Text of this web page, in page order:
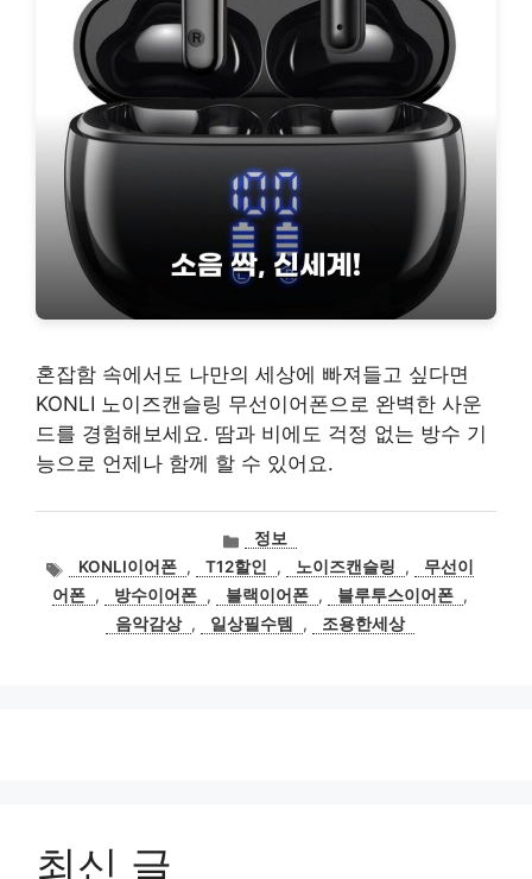
혼잡함 속에서도 나만의 세상에 빠져들고 싶다면
KONLI 노이즈캔슬링 무선이어폰으로 완벽한 사운
드를 경험해보세요. 땀과 비에도 걱정 없는 방수 기
능으로 언제나 함께 할 수 있어요.
카
테
고
리
정보
태
그
KONLI이어폰 , T12할인 , 노이즈캔슬링 ,
무선이
어폰 , 방수이어폰 , 블랙이어폰 , 블루투스이어폰 ,
음악감상 , 일상필수템 , 조용한세상
최신 글